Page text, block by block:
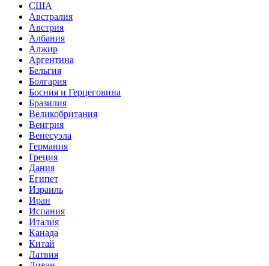
США
Австралия
Австрия
Албания
Алжир
Аргентина
Бельгия
Болгария
Босния и Герцеговина
Бразилия
Великобритания
Венгрия
Венесуэла
Германия
Греция
Дания
Египет
Израиль
Иран
Испания
Италия
Канада
Китай
Латвия